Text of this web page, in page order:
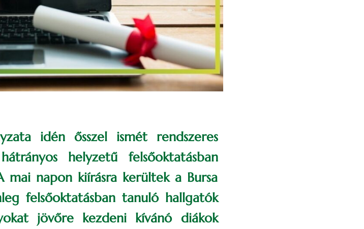
idén ősszel ismét rendszeres
helyzetű felsőoktatásban
mai napon kiírásra kerültek a Bursa
felsőoktatásban tanuló hallgatók
jövőre kezdeni kívánó diákok